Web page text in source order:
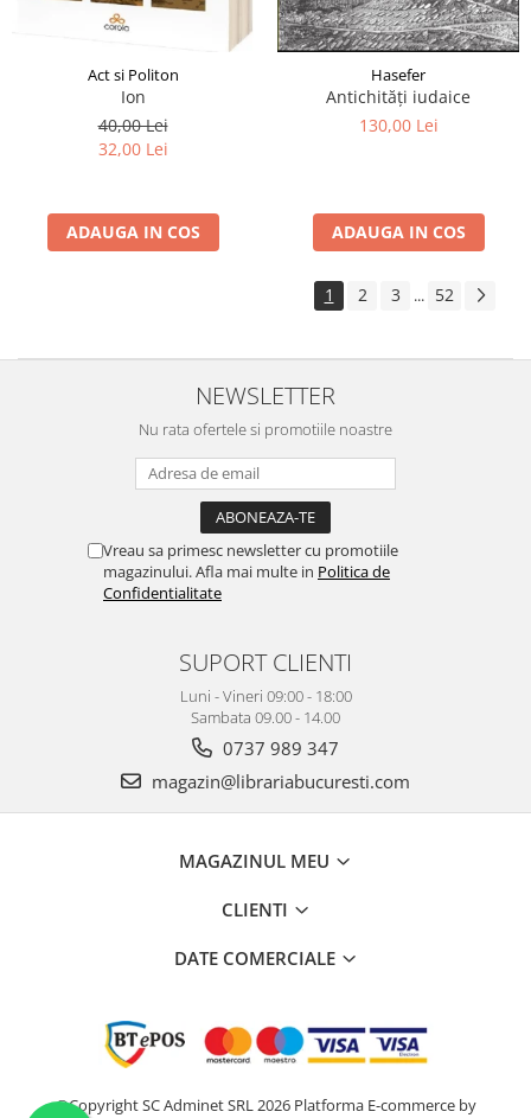
Act si Politon
Ion
40,00 Lei
32,00 Lei
ADAUGA IN COS
Hasefer
Antichități iudaice
130,00 Lei
ADAUGA IN COS
1 2 3 ... 52
NEWSLETTER
Nu rata ofertele si promotiile noastre
Vreau sa primesc newsletter cu promotiile
magazinului. Afla mai multe in Politica de
Confidentialitate
SUPORT CLIENTI
Luni - Vineri 09:00 - 18:00
Sambata 09.00 - 14.00
0737 989 347
magazin@librariabucuresti.com
MAGAZINUL MEU
CLIENTI
DATE COMERCIALE
©Copyright SC Adminet SRL 2026 Platforma E-commerce by